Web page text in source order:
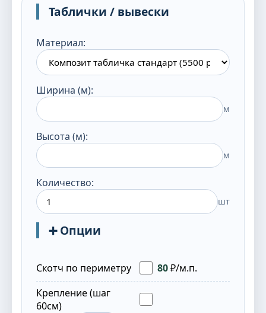
Таблички / вывески
Материал:
Ширина (м):
м
Высота (м):
м
Количество:
шт
➕ Опции
Скотч по периметру 80₽/м.п.
Крепление (шаг
60см)